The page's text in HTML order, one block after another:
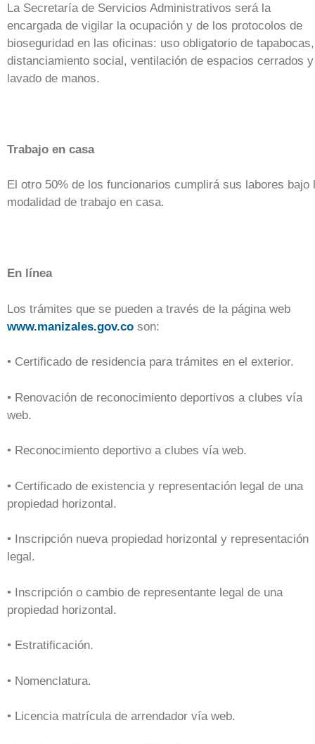
La Secretaría de Servicios Administrativos será la
encargada de vigilar la ocupación y de los protocolos de
bioseguridad en las oficinas: uso obligatorio de tapabocas,
distanciamiento social, ventilación de espacios cerrados y
lavado de manos.
Trabajo en casa
El otro 50% de los funcionarios cumplirá sus labores bajo
modalidad de trabajo en casa.
En línea
Los trámites que se pueden a través de la página web
www.manizales.gov.co son:
• Certificado de residencia para trámites en el exterior.
• Renovación de reconocimiento deportivos a clubes vía
web.
• Reconocimiento deportivo a clubes vía web.
• Certificado de existencia y representación legal de una
propiedad horizontal.
• Inscripción nueva propiedad horizontal y representación
legal.
• Inscripción o cambio de representante legal de una
propiedad horizontal.
• Estratificación.
• Nomenclatura.
• Licencia matrícula de arrendador vía web.